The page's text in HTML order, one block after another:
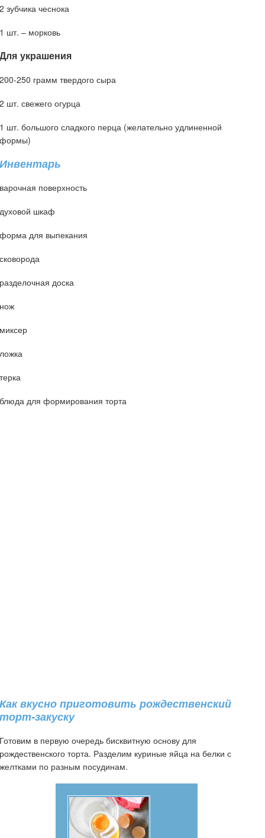
2 зубчика чеснока
1 шт. – морковь
Для украшения
200-250 грамм твердого сыра
2 шт. свежего огурца
1 шт. большого сладкого перца (желательно удлиненной
формы)
Инвентарь
варочная поверхность
духовой шкаф
форма для выпекания
сковорода
разделочная доска
нож
миксер
ложка
терка
блюда для формирования торта
Как вкусно приготовить рождественский
торт-закуску
Готовим в первую очередь бисквитную основу для
рождественского торта. Разделим куриные яйца на белки с
желтками по разным посудинам.